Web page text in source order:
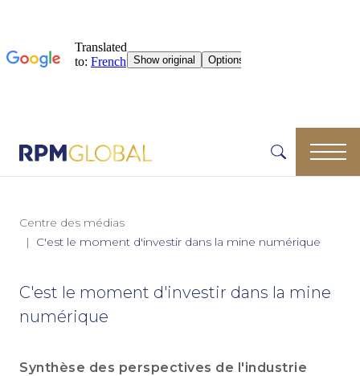
Centre des médias
C'est le moment d'investir dans la mine numérique
C'est le moment d'investir dans la mine
numérique
Synthèse des perspectives de l'industrie